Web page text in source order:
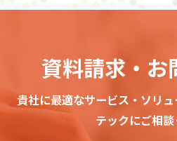
資料請求・お
貴社に最適なサービス・ソリ
テックにご相